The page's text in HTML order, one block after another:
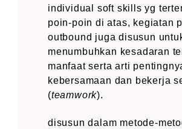
individual soft skills yg
poin-poin di atas, kegiatan
outbound juga disusun
menumbuhkan kesadaran
manfaat serta arti
kebersamaan dan bekerja
(teamwork).
disusun dalam metode-